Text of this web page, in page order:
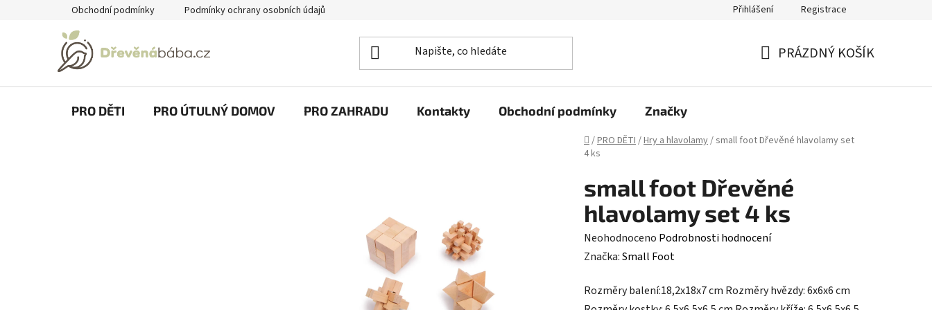
Obchodní podmínky Podmínky ochrany osobních údajů Přihlášení Registrace
PRÁZDNÝ KOŠÍK
PRO DĚTI PRO ÚTULNÝ DOMOV PRO ZAHRADU Kontakty Obchodní podmínky Značky
Domů
/PRO DĚTI/Hry a hlavolamy/small foot Dřevěné hlavolamy set
4 ks
small foot Dřevěné
hlavolamy set 4 ks
Průměrné
hodnocení
je
Neohodnoceno Podrobnosti hodnocení
Značka:Small Foot
Rozměry balení:18,2x18x7 cm Rozměry hvězdy: 6x6x6 cm